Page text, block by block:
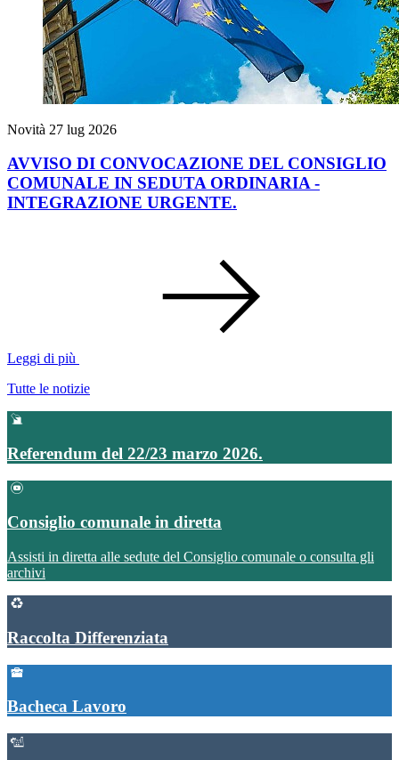
Novità 27 lug 2026
AVVISO DI CONVOCAZIONE DEL CONSIGLIO
COMUNALE IN SEDUTA ORDINARIA -
INTEGRAZIONE URGENTE.
Leggi di più
Tutte le notizie
Referendum del 22/23 marzo 2026.
Consiglio comunale in diretta
Assisti in diretta alle sedute del Consiglio comunale o consulta gli
archivi
Raccolta Differenziata
Bacheca Lavoro